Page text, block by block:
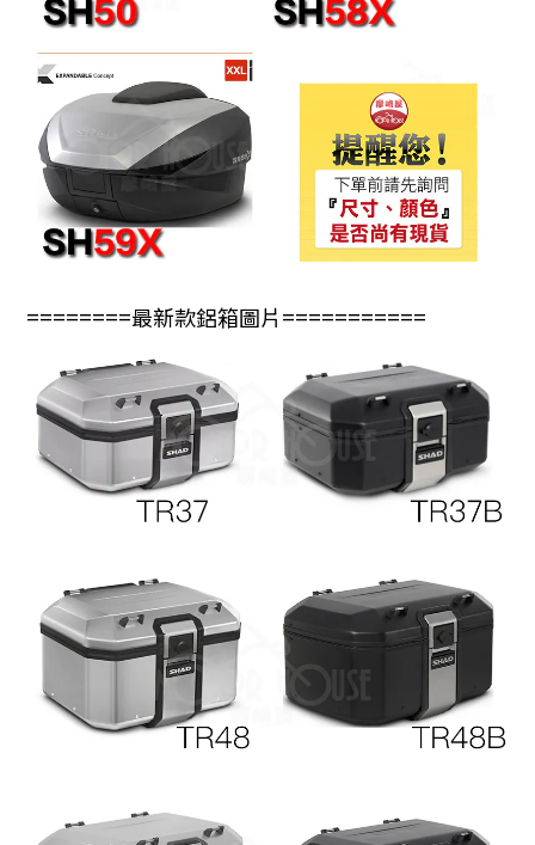
========最新款鋁箱圖片===========